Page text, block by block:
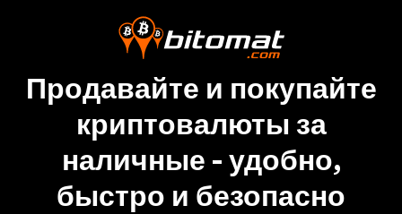
Продавайте и покупайте
криптовалюты за
наличные - удобно,
быстро и безопасно